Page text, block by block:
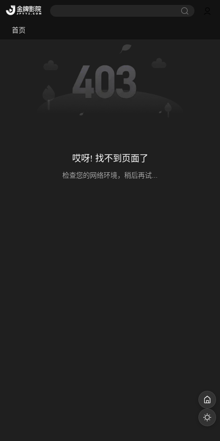
首页
哎呀! 找不到页面了
检查您的网络环境，稍后再试...